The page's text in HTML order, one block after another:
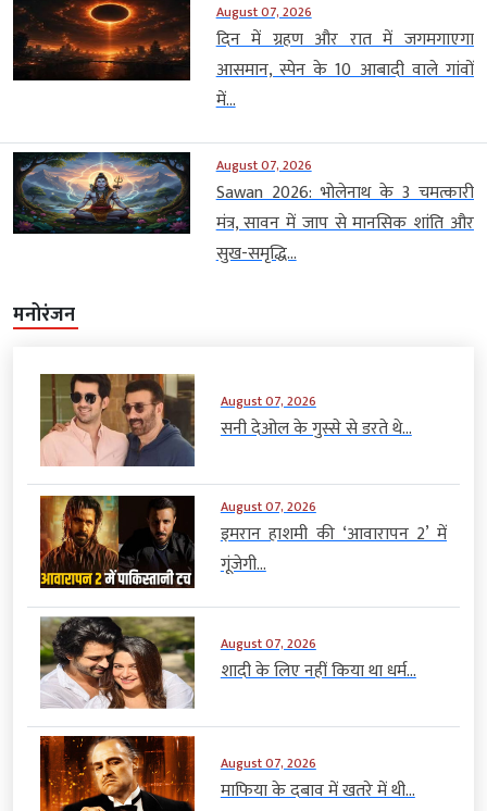
August 07, 2026
दिन में ग्रहण और रात में जगमगाएगा
आसमान, स्पेन के 10 आबादी वाले गांवों
में...
August 07, 2026
Sawan 2026: भोलेनाथ के 3 चमत्कारी
मंत्र, सावन में जाप से मानसिक शांति और
सुख-समृद्धि...
मनोरंजन
August 07, 2026
सनी देओल के गुस्से से डरते थे...
August 07, 2026
इमरान हाशमी की ‘आवारापन 2’ में
गूंजेगी...
August 07, 2026
शादी के लिए नहीं किया था धर्म...
August 07, 2026
माफिया के दबाव में खतरे में थी...